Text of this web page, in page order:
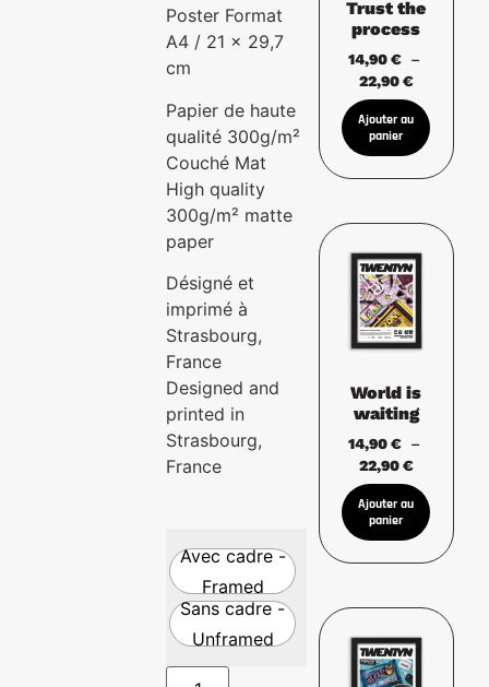
Poster Format
A4 / 21 x 29,7
cm
Papier de haute
qualité 300g/m²
Couché Mat
High quality
300g/m² matte
paper
Désigné et
imprimé à
Strasbourg,
France
Designed and
printed in
Strasbourg,
France
Avec cadre -
Framed
Sans cadre -
Unframed
Trust the
process
14,90€ –
22,90€
World is
waiting
14,90€ –
22,90€